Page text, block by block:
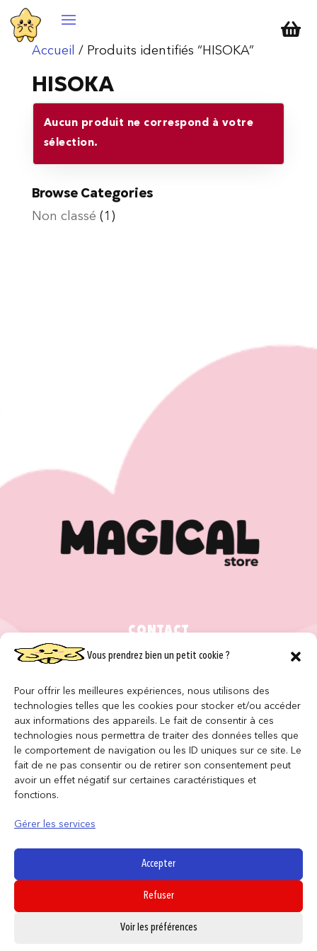
Vous prendrez bien un petit cookie ?
Pour offrir les meilleures expériences, nous utilisons des
technologies telles que les cookies pour stocker et/ou accéder
aux informations des appareils. Le fait de consentir à ces
technologies nous permettra de traiter des données telles que
le comportement de navigation ou les ID uniques sur ce site. Le
fait de ne pas consentir ou de retirer son consentement peut
avoir un effet négatif sur certaines caractéristiques et
fonctions.
Gérer les services
Accepter
Refuser
Voir les préférences

Accueil / Produits identifiés “HISOKA”
HISOKA
Aucun produit ne correspond à votre
sélection.
Browse Categories
Non classé (1)
CONTACT
NOS MAGASINS
QUI SOMMES NOUS ?
NOUS REJOINDRE
F.A.Q
Politique de confidentialité
Politique de cookies
Mentions légales
SUIVEZ NOUS